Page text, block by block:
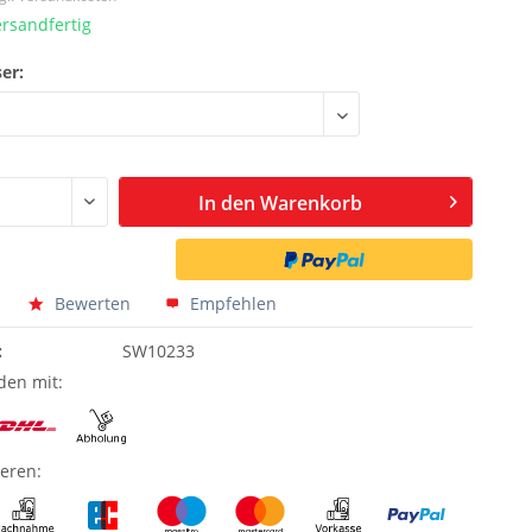
In den Warenkorb
Bewerten Empfehlen
SW10233
mit: